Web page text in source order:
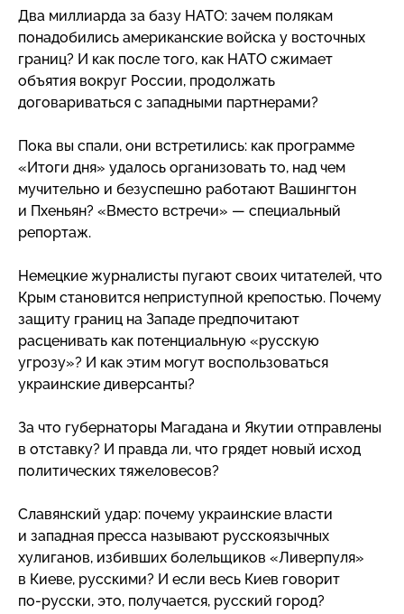
Два миллиарда за базу НАТО: зачем полякам
понадобились американские войска у восточных
границ? И как после того, как НАТО сжимает
объятия вокруг России, продолжать
договариваться с западными партнерами?
Пока вы спали, они встретились: как программе
«Итоги дня» удалось организовать то, над чем
мучительно и безуспешно работают Вашингтон
и Пхеньян? «Вместо встречи» — специальный
репортаж.
Немецкие журналисты пугают своих читателей, что
Крым становится неприступной крепостью. Почему
защиту границ на Западе предпочитают
расценивать как потенциальную «русскую
угрозу»? И как этим могут воспользоваться
украинские диверсанты?
За что губернаторы Магадана и Якутии отправлены
в отставку? И правда ли, что грядет новый исход
политических тяжеловесов?
Славянский удар: почему украинские власти
и западная пресса называют русскоязычных
хулиганов, избивших болельщиков «Ливерпуля»
в Киеве, русскими? И если весь Киев говорит
по-русски, это, получается, русский город?